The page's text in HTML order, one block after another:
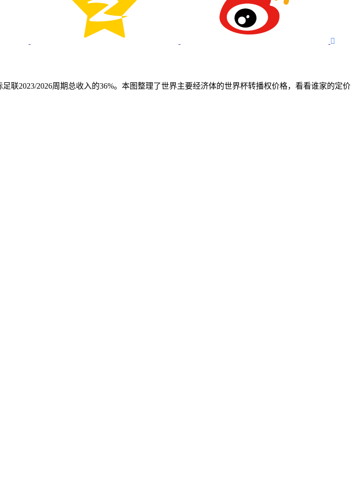

联2023/2026周期总收入的36%。本图整理了世界主要经济体的世界杯转播权价格，看看谁家的定价